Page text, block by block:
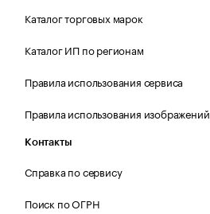
Каталог торговых марок
Каталог ИП по регионам
Правила использования сервиса
Правила использования изображений
Контакты
Справка по сервису
Поиск по ОГРН